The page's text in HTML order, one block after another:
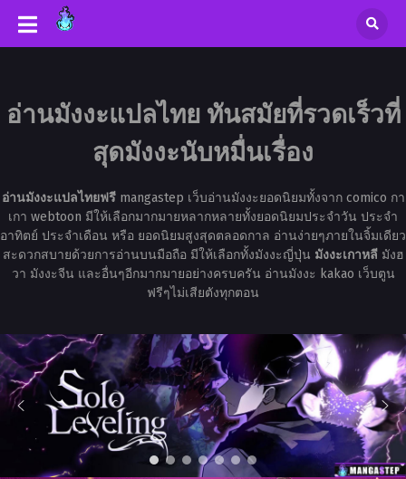
อ่านมังงะแปลไทย ทันสมัยที่รวดเร็วที่
สุดมังงะนับหมื่นเรื่อง
อ่านมังงะแปลไทยฟรีmangastep เว็บอ่านมังงะยอดนิยมทั้งจาก comico กา
เกา webtoon มีให้เลือกมากมายหลากหลายทั้งยอดนิยมประจำวัน ประจำ
อาทิตย์ ประจำเดือน หรือ ยอดนิยมสูงสุดตลอดกาล อ่านง่ายๆภายในจิ้มเดียว
สะดวกสบายด้วยการอ่านบนมือถือ มีให้เลือกทั้งมังงะญี่ปุ่น มังงะเกาหลีมังฮ
วา มังงะจีน และอื่นๆอีกมากมายอย่างครบครัน อ่านมังงะ kakao เว็บตูน
ฟรีๆไม่เสียตังทุกตอน